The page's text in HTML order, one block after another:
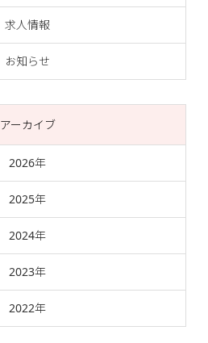
求人情報
お知らせ
アーカイブ
2026年
2025年
2024年
2023年
2022年